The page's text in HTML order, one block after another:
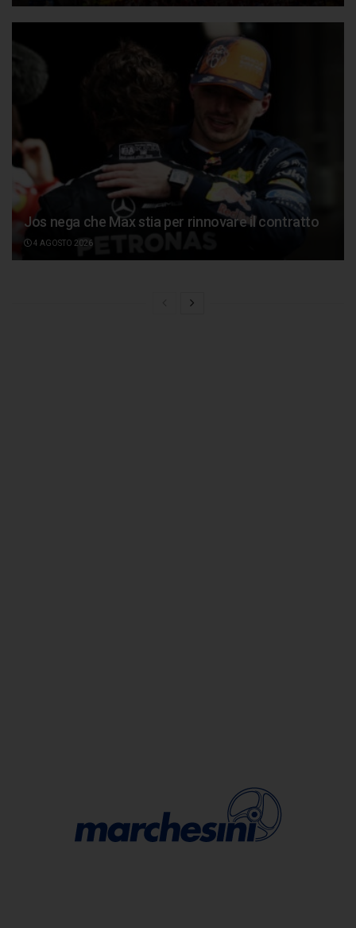
Jos nega che Max stia per rinnovare il contratto
4 AGOSTO 2026